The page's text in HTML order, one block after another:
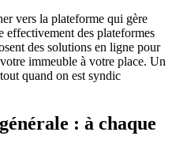
vers la plateforme qui gère
des plateformes
des solutions en ligne pour
immeuble à votre place. Un
quand on est syndic
: à chaque